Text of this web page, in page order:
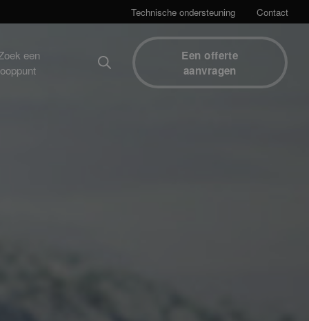
Technische ondersteuning Contact
een
Een offerte
aanvragen